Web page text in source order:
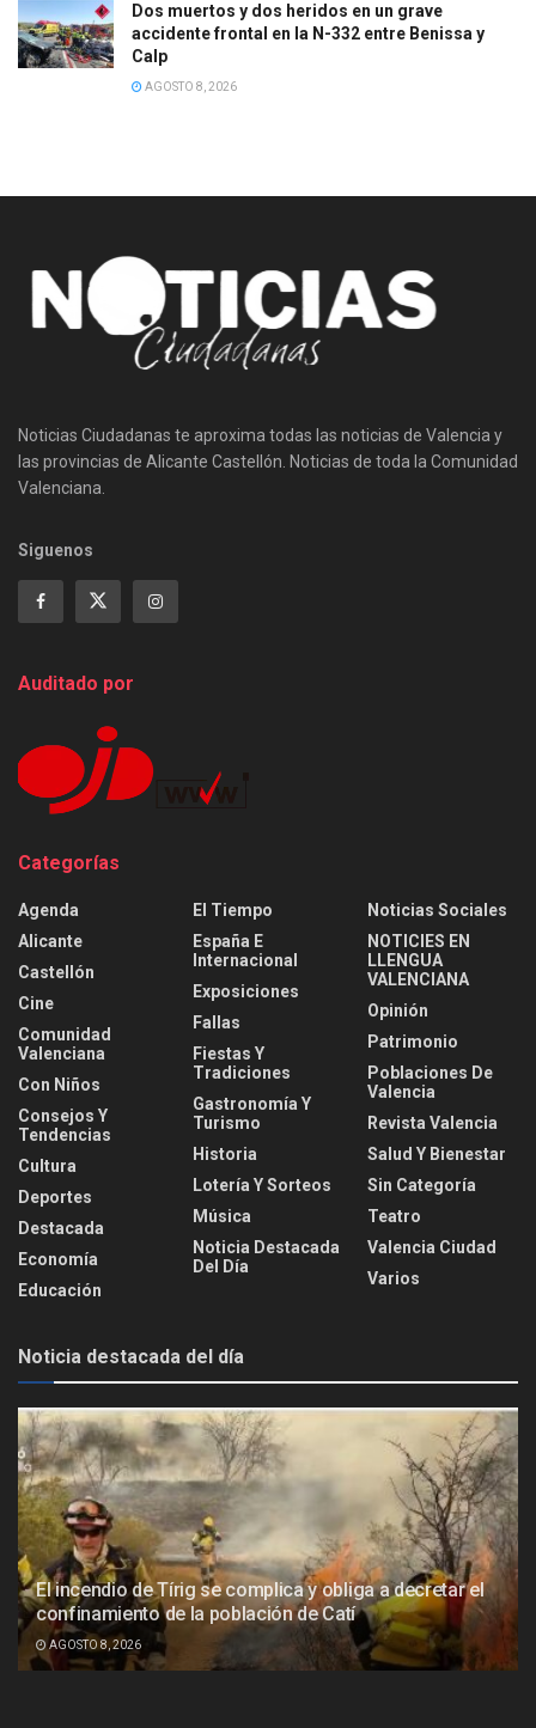
Dos muertos y dos heridos en un grave
accidente frontal en la N-332 entre Benissa y
Calp
AGOSTO 8, 2026
Noticias Ciudadanas te aproxima todas las noticias de Valencia y
las provincias de Alicante Castellón. Noticias de toda la Comunidad
Valenciana.
Siguenos
Auditado por
Categorías
Agenda
Alicante
Castellón
Cine
Comunidad
Valenciana
Con Niños
Consejos Y
Tendencias
Cultura
Deportes
Destacada
Economía
Educación
El Tiempo
España E
Internacional
Exposiciones
Fallas
Fiestas Y
Tradiciones
Gastronomía Y
Turismo
Historia
Lotería Y Sorteos
Música
Noticia Destacada
Del Día
Noticias Sociales
NOTICIES EN
LLENGUA
VALENCIANA
Opinión
Patrimonio
Poblaciones De
Valencia
Revista Valencia
Salud Y Bienestar
Sin Categoría
Teatro
Valencia Ciudad
Varios
Noticia destacada del día
El incendio de Tírig se complica y obliga a decretar el
confinamiento de la población de Catí
AGOSTO 8, 2026